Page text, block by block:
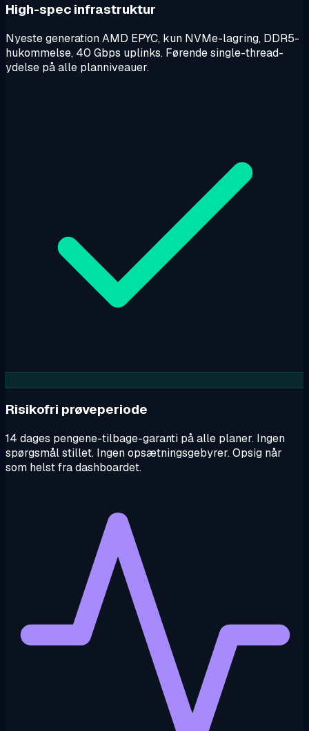
High-spec infrastruktur
Nyeste generation AMD EPYC, kun NVMe-lagring, DDR5-
hukommelse, 40 Gbps uplinks. Førende single-thread-
ydelse på alle planniveauer.
Risikofri prøveperiode
14 dages pengene-tilbage-garanti på alle planer. Ingen
spørgsmål stillet. Ingen opsætningsgebyrer. Opsig når
som helst fra dashboardet.